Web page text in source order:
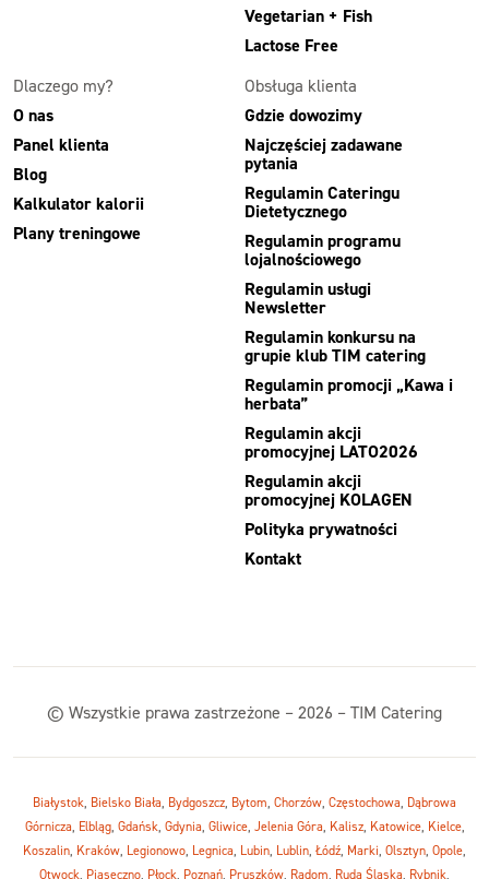
Vegetarian + Fish
Lactose Free
Dlaczego my?
O nas
Panel klienta
Blog
Kalkulator kalorii
Plany treningowe
Obsługa klienta
Gdzie dowozimy
Najczęściej zadawane
pytania
Regulamin Cateringu
Dietetycznego
Regulamin programu
lojalnościowego
Regulamin usługi
Newsletter
Regulamin konkursu na
grupie klub TIM catering
Regulamin promocji „Kawa i
herbata”
Regulamin akcji
promocyjnej LATO2026
Regulamin akcji
promocyjnej KOLAGEN
Polityka prywatności
Kontakt
© Wszystkie prawa zastrzeżone – 2026 – TIM Catering
Białystok, Bielsko Biała, Bydgoszcz, Bytom, Chorzów, Częstochowa, Dąbrowa
Górnicza, Elbląg, Gdańsk, Gdynia, Gliwice, Jelenia Góra, Kalisz, Katowice, Kielce,
Koszalin, Kraków, Legionowo, Legnica, Lubin, Lublin, Łódź, Marki, Olsztyn, Opole,
Otwock, Piaseczno, Płock, Poznań, Pruszków, Radom, Ruda Śląska, Rybnik,